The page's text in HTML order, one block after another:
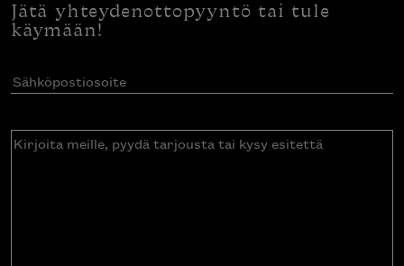
Jätä yhteydenottopyyntö tai tule
käymään!
Sähköpostiosoite(Pakollinen)
Kirjoita